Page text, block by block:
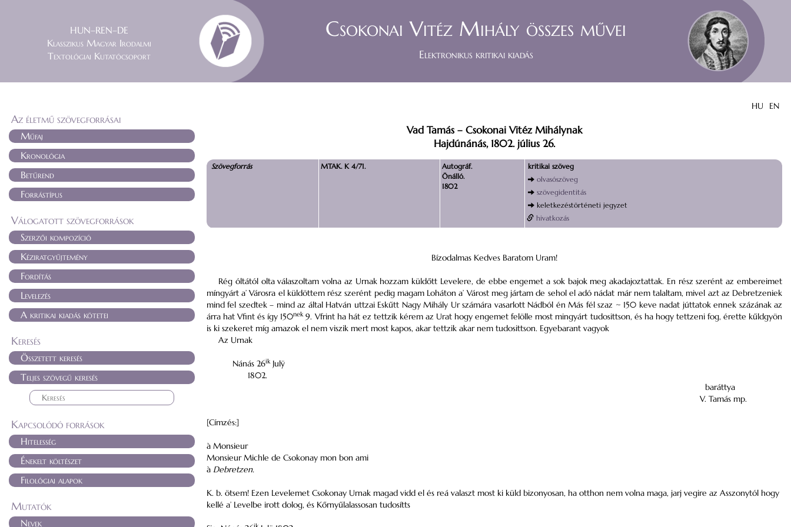
HUN–REN–DE
Klasszikus Magyar Irodalmi
Textológiai Kutatócsoport
Csokonai Vitéz Mihály összes művei
Elektronikus kritikai kiadás
HU EN
Az életmű szövegforrásai
Műfaj
Kronológia
Betűrend
Forrástípus
Válogatott szövegforrások
Szerzői kompozíció
Kéziratgyűjtemény
Fordítás
Levelezés
A kritikai kiadás kötetei
Keresés
Összetett keresés
Teljes szövegű keresés
Kapcsolódó források
Hitelesség
Énekelt költészet
Filológiai alapok
Mutatók
Nevek
Vad Tamás – Csokonai Vitéz Mihálynak
Hajdúnánás, 1802. július 26.
Szövegforrás MTAK. K 4/71.
Autográf.
Önálló.
1802
kritikai szöveg
olvasószöveg
szövegidentitás
keletkezéstörténeti jegyzet
hivatkozás
Bízodalmas Kedves Baratom Uram!
Rég óltától olta válaszoltam volna az Urnak hozzam küldőtt Levelere, de ebbe engemet a sok bajok meg akadajoztattak. En rész szerént az embereimet
míngyárt a’ Városra el küldöttem rész szerént pedig magam Loháton a’ Várost meg jártam de sehol el adó nádat már nem talaltam, mivel azt az Debretzeniek
mind fel szedtek – mind az által Hatván uttzai Eskűtt Nagy Mihály Ur számára vasarlott Nádból én Más fél szaz ~ 150 keve nadat júttatok ennek százának az
árra hatVfint és így 150nek9. Vfrintha hát ez tettzik kérem az Urat hogy engemet felölle most mingyárt tudosittson, és ha hogy tettzeni fog, érette kűldgyön
is ki szekeret míg amazok el nem viszik mert most kapos, akar tettzik akar nem tudosittson. Egyebarant vagyok
Az Urnak
Nánás 26ik Julÿ
1802.
baráttya
V. Tamás mp.
[Címzés:]
à Monsieur
Monsieur Michle de Csokonay mon bon ami
à Debretzen.
K. b. ötsem! Ezen Levelemet Csokonay Urnak magad vidd el és reá valaszt most ki küld bizonyosan, ha otthon nem volna maga, jarj vegire az Asszonytól hogy
kellé a’ Levelbe irott dolog, és Kőrnyűlalassosan tudosítts